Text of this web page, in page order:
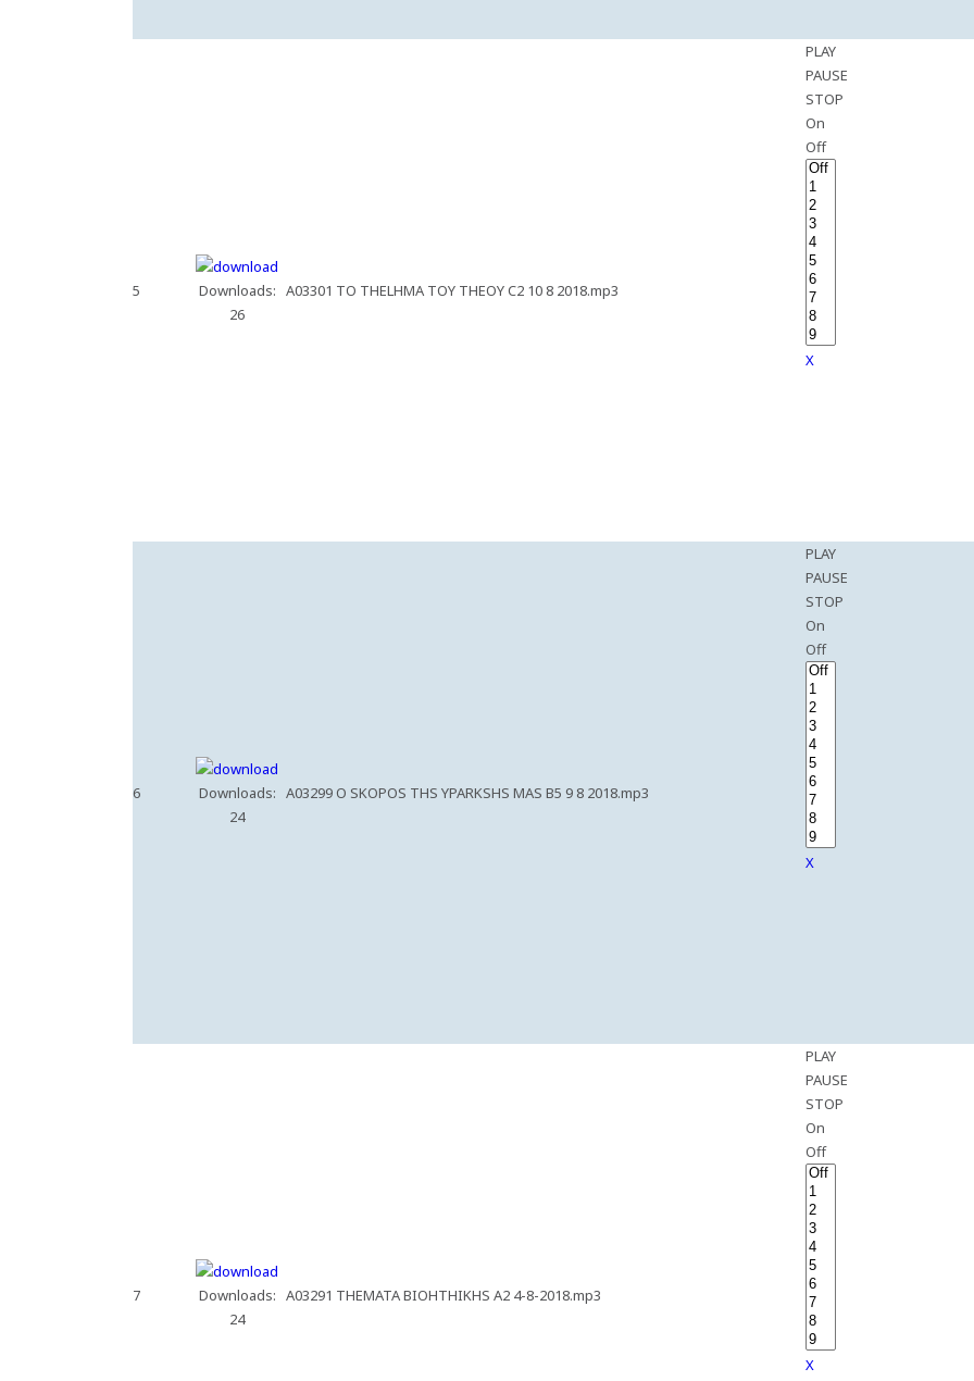
5
Downloads:
26
A03301 TO THELHMA TOY THEOY C2 10 8 2018.mp3
PLAY
PAUSE
STOP
On
Off
X
6
Downloads:
24
A03299 O SKOPOS THS YPARKSHS MAS B5 9 8 2018.mp3
PLAY
PAUSE
STOP
On
Off
X
7
Downloads:
24
A03291 THEMATA BIOHTHIKHS A2 4-8-2018.mp3
PLAY
PAUSE
STOP
On
Off
X